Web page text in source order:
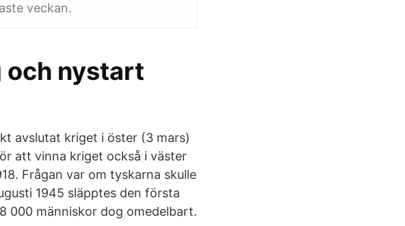
veckan.
och nystart
avslutat kriget i öster (3 mars)
att vinna kriget också i väster
Frågan var om tyskarna skulle
1945 släpptes den första
000 människor dog omedelbart.